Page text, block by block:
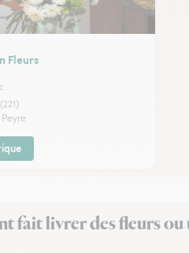
Fleurs
fait livrer des fleurs ou